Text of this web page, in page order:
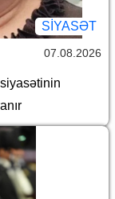
SİYASƏT
07.08.2026